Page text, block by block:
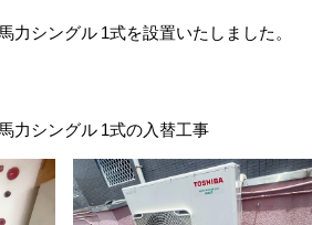
力シングル 1式を設置いたしました。
力シングル 1式の入替工事